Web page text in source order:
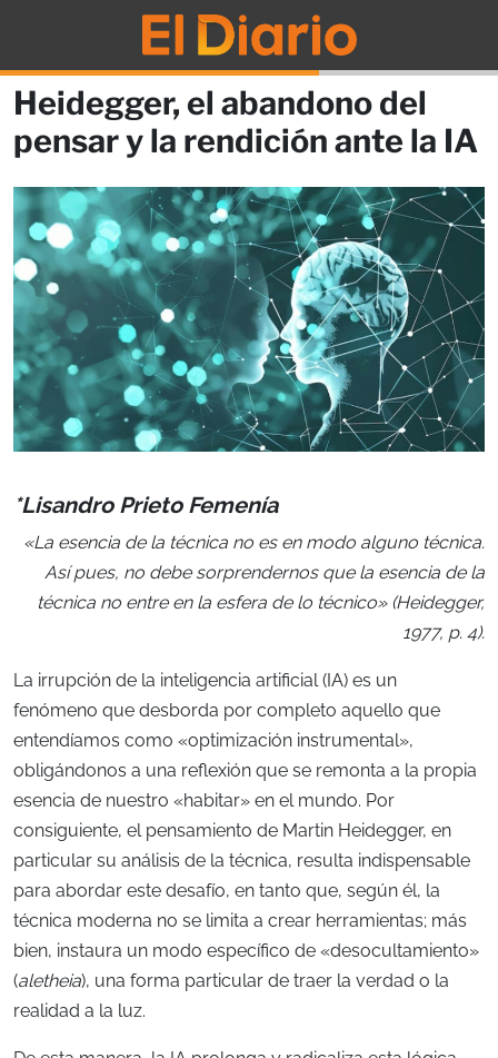
Heidegger, el abandono del
pensar y la rendición ante la IA
*Lisandro Prieto Femenía
«La esencia de la técnica no es en modo alguno técnica.
Así pues, no debe sorprendernos que la esencia de la
técnica no entre en la esfera de lo técnico» (Heidegger,
1977, p. 4).
La irrupción de la inteligencia artificial (IA) es un
fenómeno que desborda por completo aquello que
entendíamos como «optimización instrumental»,
obligándonos a una reflexión que se remonta a la propia
esencia de nuestro «habitar» en el mundo. Por
consiguiente, el pensamiento de Martin Heidegger, en
particular su análisis de la técnica, resulta indispensable
para abordar este desafío, en tanto que, según él, la
técnica moderna no se limita a crear herramientas; más
bien, instaura un modo específico de «desocultamiento»
(aletheia), una forma particular de traer la verdad o la
realidad a la luz.